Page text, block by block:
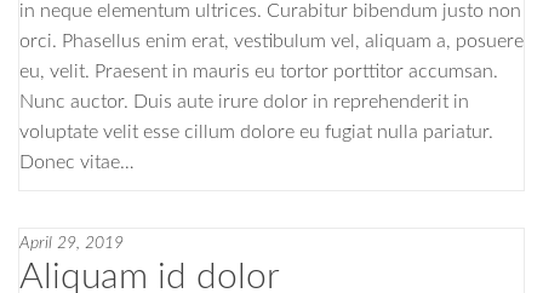
in neque elementum ultrices. Curabitur bibendum justo non
orci. Phasellus enim erat, vestibulum vel, aliquam a, posuere
eu, velit. Praesent in mauris eu tortor porttitor accumsan.
Nunc auctor. Duis aute irure dolor in reprehenderit in
voluptate velit esse cillum dolore eu fugiat nulla pariatur.
Donec vitae…
April 29, 2019
Aliquam id dolor